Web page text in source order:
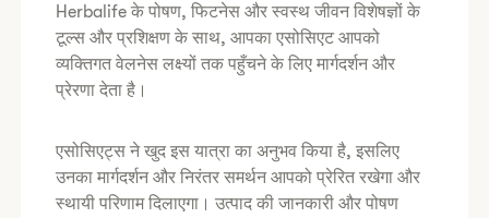
Herbalife के पोषण, फिटनेस और स्वस्थ जीवन विशेषज्ञों के
टूल्स और प्रशिक्षण के साथ, आपका एसोसिएट आपको
व्यक्तिगत वेलनेस लक्ष्यों तक पहुँचने के लिए मार्गदर्शन और
प्रेरणा देता है।
एसोसिएट्स ने खुद इस यात्रा का अनुभव किया है, इसलिए
उनका मार्गदर्शन और निरंतर समर्थन आपको प्रेरित रखेगा और
स्थायी परिणाम दिलाएगा। उत्पाद की जानकारी और पोषण